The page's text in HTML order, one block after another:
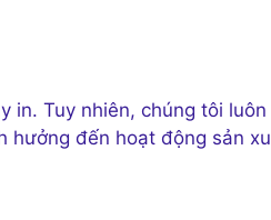
in. Tuy nhiên, chúng tôi
hưởng đến hoạt động sản